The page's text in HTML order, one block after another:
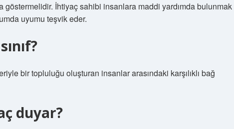
göstermelidir. İhtiyaç sahibi insanlara maddi yardımda bulunmak
uyumu teşvik eder.
bir topluluğu oluşturan insanlar arasındaki karşılıklı bağ
duyar?